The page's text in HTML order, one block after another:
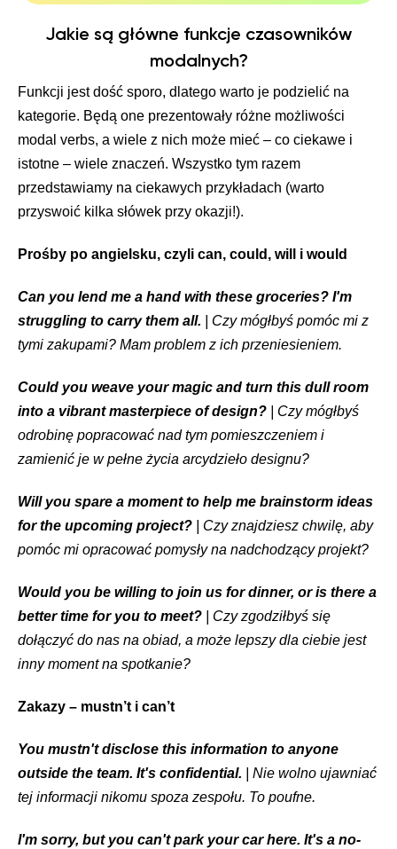
Jakie są główne funkcje czasowników
modalnych?
Funkcji jest dość sporo, dlatego warto je podzielić na
kategorie. Będą one prezentowały różne możliwości
modal verbs, a wiele z nich może mieć – co ciekawe i
istotne – wiele znaczeń. Wszystko tym razem
przedstawiamy na ciekawych przykładach (warto
przyswoić kilka słówek przy okazji!).
Prośby po angielsku, czyli can, could, will i would
Can you lend me a hand with these groceries? I'm
struggling to carry them all. | Czy mógłbyś pomóc mi z
tymi zakupami? Mam problem z ich przeniesieniem.
Could you weave your magic and turn this dull room
into a vibrant masterpiece of design? | Czy mógłbyś
odrobinę popracować nad tym pomieszczeniem i
zamienić je w pełne życia arcydzieło designu?
Will you spare a moment to help me brainstorm ideas
for the upcoming project? | Czy znajdziesz chwilę, aby
pomóc mi opracować pomysły na nadchodzący projekt?
Would you be willing to join us for dinner, or is there a
better time for you to meet? | Czy zgodziłbyś się
dołączyć do nas na obiad, a może lepszy dla ciebie jest
inny moment na spotkanie?
Zakazy – mustn’t i can’t
You mustn't disclose this information to anyone
outside the team. It's confidential. | Nie wolno ujawniać
tej informacji nikomu spoza zespołu. To poufne.
I'm sorry, but you can't park your car here. It's a no-